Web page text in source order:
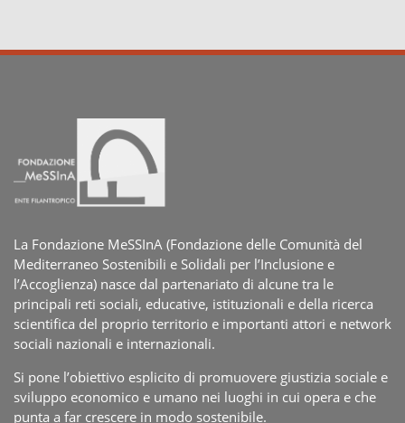
La Fondazione MeSSInA (Fondazione delle Comunità del
Mediterraneo Sostenibili e Solidali per l’Inclusione e
l’Accoglienza) nasce dal partenariato di alcune tra le
principali reti sociali, educative, istituzionali e della ricerca
scientifica del proprio territorio e importanti attori e network
sociali nazionali e internazionali.
Si pone l’obiettivo esplicito di promuovere giustizia sociale e
sviluppo economico e umano nei luoghi in cui opera e che
punta a far crescere in modo sostenibile.